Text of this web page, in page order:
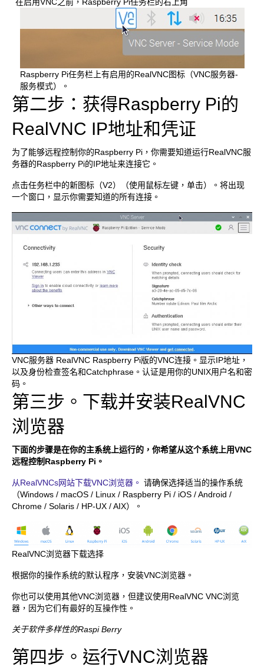
Raspberry Pi任务栏上有启用的RealVNC图标（VNC服务器-
服务模式）。
第二步：获得Raspberry Pi的
RealVNC IP地址和凭证
为了能够远程控制你的Raspberry Pi，你需要知道运行RealVNC服
务器的Raspberry Pi的IP地址来连接它。
点击任务栏中的新图标（V2）（使用鼠标左键，单击）。将出现
一个窗口，显示你需要知道的所有连接。
VNC服务器 RealVNC Raspberry Pi版的VNC连接。显示IP地址，
以及身份检查签名和Catchphrase。认证是用你的UNIX用户名和密
码。
第三步。下载并安装RealVNC
浏览器
下面的步骤是在你的主系统上运行的，你希望从这个系统上用VNC
远程控制Raspberry Pi。
从RealVNCs网站下载VNC浏览器。 请确保选择适当的操作系统
（Windows / macOS / Linux / Raspberry Pi / iOS / Android /
Chrome / Solaris / HP-UX / AIX）。
RealVNC浏览器下载选择
根据你的操作系统的默认程序，安装VNC浏览器。
你也可以使用其他VNC浏览器，但建议使用RealVNC VNC浏览
器，因为它们有最好的互操作性。
关于软件多样性的Raspi Berry
第四步。运行VNC浏览器